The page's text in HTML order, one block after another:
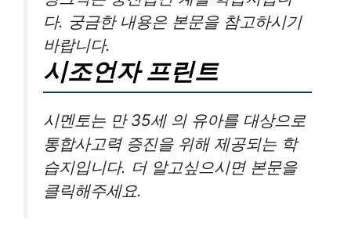
다. 궁금한 내용은 본문을 참고하시기
바랍니다.
시조언자 프린트
시멘토는 만 35세 의 유아를 대상으로
통합사고력 증진을 위해 제공되는 학
습지입니다. 더 알고싶으시면 본문을
클릭해주세요.